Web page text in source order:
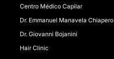
Centro Médico Capilar
Dr. Emmanuel Manavela Chiapero
Dr. Giovanni Bojanini
Hair Clinic